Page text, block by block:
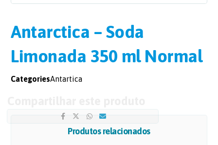
Antarctica – Soda
Limonada 350 ml Normal
CategoriesAntartica
Produtos relacionados